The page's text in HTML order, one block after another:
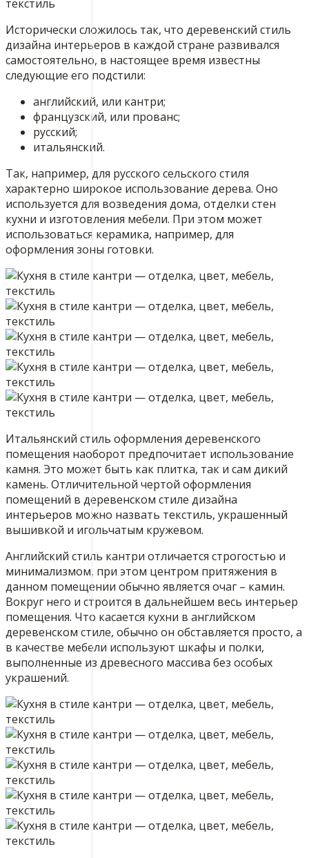
Исторически сложилось так, что деревенский стиль
дизайна интерьеров в каждой стране развивался
самостоятельно, в настоящее время известны
следующие его подстили:
английский, или кантри;
французский, или прованс;
русский;
итальянский.
Так, например, для русского сельского стиля
характерно широкое использование дерева. Оно
используется для возведения дома, отделки стен
кухни и изготовления мебели. При этом может
использоваться керамика, например, для
оформления зоны готовки.
Итальянский стиль оформления деревенского
помещения наоборот предпочитает использование
камня. Это может быть как плитка, так и сам дикий
камень. Отличительной чертой оформления
помещений в деревенском стиле дизайна
интерьеров можно назвать текстиль, украшенный
вышивкой и игольчатым кружевом.
Английский стиль кантри отличается строгостью и
минимализмом, при этом центром притяжения в
данном помещении обычно является очаг – камин.
Вокруг него и строится в дальнейшем весь интерьер
помещения. Что касается кухни в английском
деревенском стиле, обычно он обставляется просто, а
в качестве мебели используют шкафы и полки,
выполненные из древесного массива без особых
украшений.